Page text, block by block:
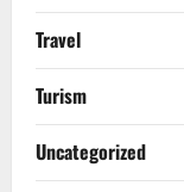
Travel
Turism
Uncategorized